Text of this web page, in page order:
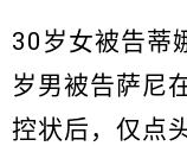
30岁女被告蒂
岁男被告萨尼
控状后，仅点